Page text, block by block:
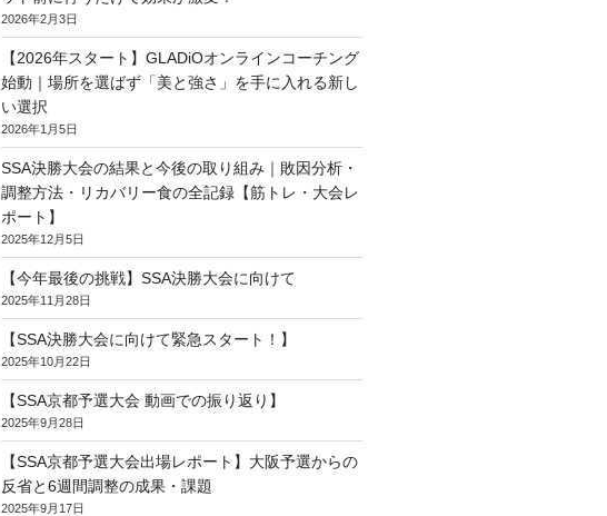
2026年2月3日
【2026年スタート】GLADiOオンラインコーチング
始動｜場所を選ばず「美と強さ」を手に入れる新し
い選択
2026年1月5日
SSA決勝大会の結果と今後の取り組み｜敗因分析・
調整方法・リカバリー食の全記録【筋トレ・大会レ
ポート】
2025年12月5日
【今年最後の挑戦】SSA決勝大会に向けて
2025年11月28日
【SSA決勝大会に向けて緊急スタート！】
2025年10月22日
【SSA京都予選大会 動画での振り返り】
2025年9月28日
【SSA京都予選大会出場レポート】大阪予選からの
反省と6週間調整の成果・課題
2025年9月17日